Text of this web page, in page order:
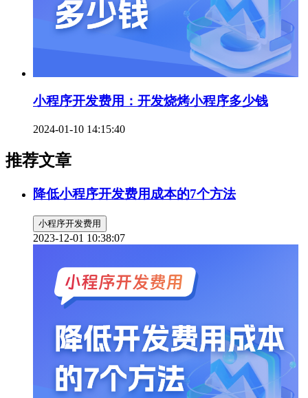
小程序开发费用：开发烧烤小程序多少钱
2024-01-10 14:15:40
推荐文章
降低小程序开发费用成本的7个方法
小程序开发费用
2023-12-01 10:38:07